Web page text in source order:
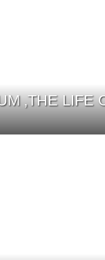
‚THE LIFE